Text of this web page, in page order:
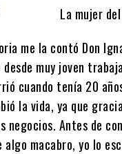
me la contó Don
desde muy joven
cuando tenía 20
la vida, ya que
negocios. Antes de
macabro, yo lo